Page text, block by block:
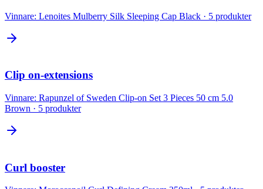
Vinnare: Lenoites Mulberry Silk Sleeping Cap Black · 5 produkter
Clip on-extensions
Vinnare: Rapunzel of Sweden Clip-on Set 3 Pieces 50 cm 5.0
Brown · 5 produkter
Curl booster